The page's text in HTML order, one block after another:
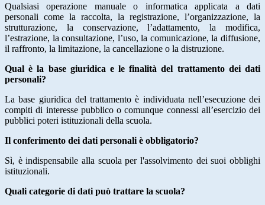
Qualsiasi operazione manuale o informatica applicata a dati
personali come la raccolta, la registrazione, l’organizzazione, la
strutturazione, la conservazione, l’adattamento, la modifica,
l’estrazione, la consultazione, l’uso, la comunicazione, la diffusione,
il raffronto, la limitazione, la cancellazione o la distruzione.
Qual è la base giuridica e le finalità del trattamento dei dati
personali?
La base giuridica del trattamento è individuata nell’esecuzione dei
compiti di interesse pubblico o comunque connessi all’esercizio dei
pubblici poteri istituzionali della scuola.
Il conferimento dei dati personali è obbligatorio?
Sì, è indispensabile alla scuola per l'assolvimento dei suoi obblighi
istituzionali.
Quali categorie di dati può trattare la scuola?